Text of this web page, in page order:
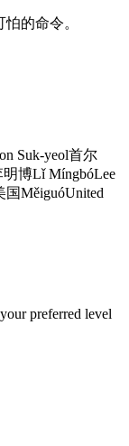
的命令。
Suk-yeol首尔
明博Lǐ MíngbóLee
国MěiguóUnited
preferred level